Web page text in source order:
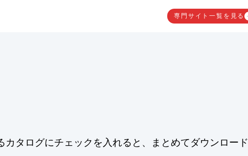
専門サイト一覧を見る
タログにチェックを入れると、まとめてダウンロード